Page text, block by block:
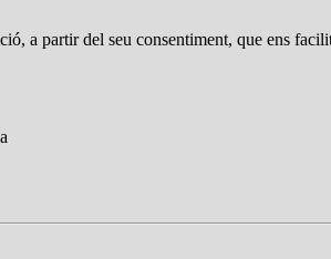
a partir del seu consentiment, que ens